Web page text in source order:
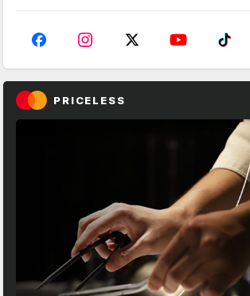
PRICELESS